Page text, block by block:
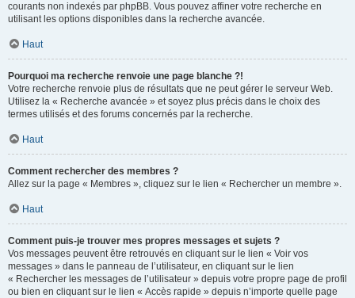
courants non indexés par phpBB. Vous pouvez affiner votre recherche en
utilisant les options disponibles dans la recherche avancée.
Haut
Pourquoi ma recherche renvoie une page blanche ?!
Votre recherche renvoie plus de résultats que ne peut gérer le serveur Web.
Utilisez la « Recherche avancée » et soyez plus précis dans le choix des
termes utilisés et des forums concernés par la recherche.
Haut
Comment rechercher des membres ?
Allez sur la page « Membres », cliquez sur le lien « Rechercher un membre ».
Haut
Comment puis-je trouver mes propres messages et sujets ?
Vos messages peuvent être retrouvés en cliquant sur le lien « Voir vos
messages » dans le panneau de l’utilisateur, en cliquant sur le lien
« Rechercher les messages de l’utilisateur » depuis votre propre page de profil
ou bien en cliquant sur le lien « Accès rapide » depuis n’importe quelle page